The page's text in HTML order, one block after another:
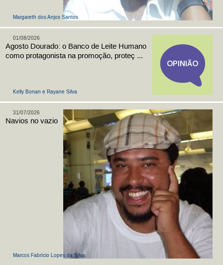
Margareth dos Anjos Santos
Kelly Bonan e Rayane Silva
01/08/2026
Agosto Dourado: o Banco de Leite Humano
como protagonista na promoção, proteç ...
Marcos Fabrício Lopes da Silva
31/07/2026
Navios no vazio